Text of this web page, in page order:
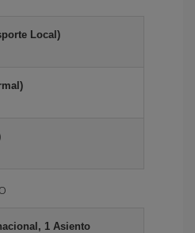
Local)
1 Asiento